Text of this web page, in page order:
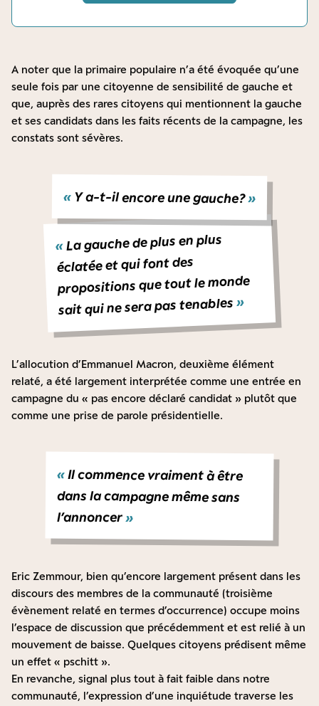
A noter que la primaire populaire n’a été évoquée qu’une
seule fois par une citoyenne de sensibilité de gauche et
que, auprès des rares citoyens qui mentionnent la gauche
et ses candidats dans les faits récents de la campagne, les
constats sont sévères.
« Y a-t-il encore une gauche ?»
«La gauche de plus en plus
éclatée et qui font des
propositions que tout le monde
sait qui ne sera pas tenables »
L’allocution d’Emmanuel Macron, deuxième élément
relaté, a été largement interprétée comme une entrée en
campagne du « pas encore déclaré candidat » plutôt que
comme une prise de parole présidentielle.
«Il commence vraiment à être
dans la campagne même sans
l’annoncer»
Eric Zemmour, bien qu’encore largement présent dans les
discours des membres de la communauté (troisième
évènement relaté en termes d’occurrence) occupe moins
l’espace de discussion que précédemment et est relié à un
mouvement de baisse. Quelques citoyens prédisent même
un effet « pschitt ».
En revanche, signal plus tout à fait faible dans notre
communauté, l’expression d’une inquiétude traverse les